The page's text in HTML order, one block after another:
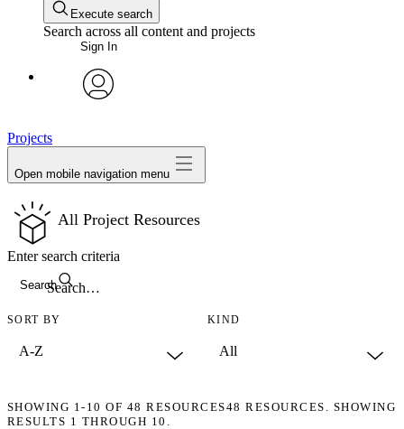
Execute search
Search across all content and projects
Sign In
Projects
Open mobile navigation menu
All Project Resources
Search
Enter search criteria
SORT BY KIND
SHOWING 1-10 OF 48 RESOURCES48 RESOURCES. SHOWING
RESULTS 1 THROUGH 10.